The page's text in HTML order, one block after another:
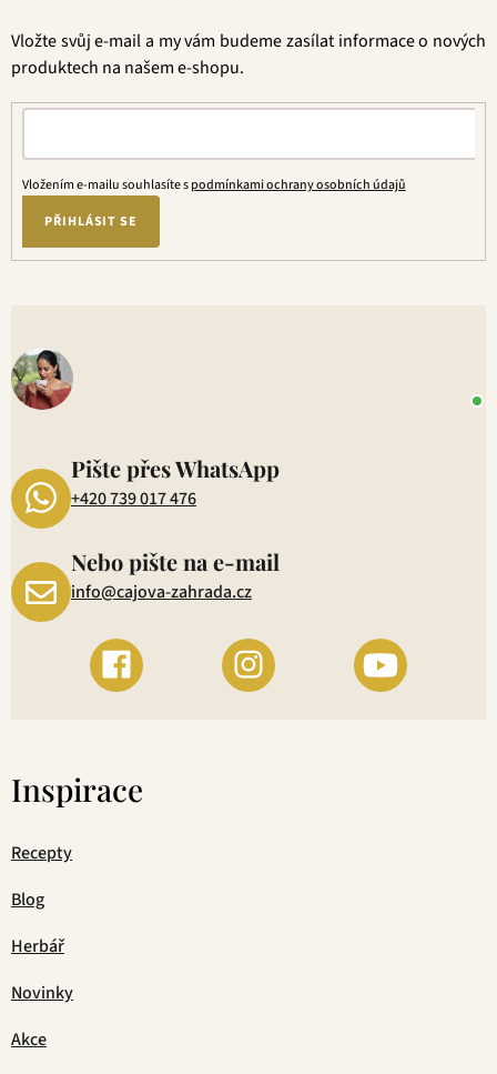
Vložte svůj e-mail a my vám budeme zasílat informace o nových
produktech na našem e-shopu.
Vložením e-mailu souhlasíte spodmínkami ochrany osobních údajů
PŘIHLÁSIT SE
Pište přes WhatsApp
+420 739 017 476
Nebo pište na e-mail
info@cajova-zahrada.cz
Inspirace
Recepty
Blog
Herbář
Novinky
Akce